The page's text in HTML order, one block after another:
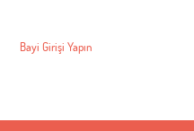
Bayi Girişi Yapın